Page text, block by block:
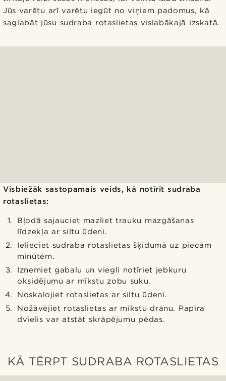
Jūs varētu arī varētu iegūt no viņiem padomus, kā
saglabāt jūsu sudraba rotaslietas vislabākajā izskatā.
Visbiežāk sastopamais veids, kā notīrīt sudraba
rotaslietas:
Bļodā sajauciet mazliet trauku mazgāšanas
līdzekļa ar siltu ūdeni.
Ielieciet sudraba rotaslietas šķīdumā uz piecām
minūtēm.
Izņemiet gabalu un viegli notīriet jebkuru
oksidējumu ar mīkstu zobu suku.
Noskalojiet rotaslietas ar siltu ūdeni.
Nožāvējiet rotaslietas ar mīkstu drānu. Papīra
dvielis var atstāt skrāpējumu pēdas.
KĀ TĒRPT SUDRABA ROTASLIETAS